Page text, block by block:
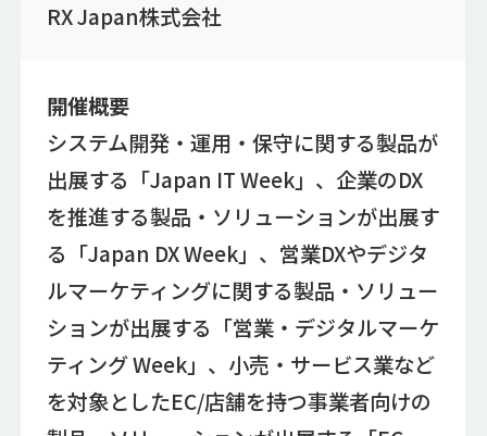
RX Japan株式会社
開催概要
システム開発・運用・保守に関する製品が
出展する「Japan IT Week」、企業のDX
を推進する製品・ソリューションが出展す
る「Japan DX Week」、営業DXやデジタ
ルマーケティングに関する製品・ソリュー
ションが出展する「営業・デジタルマーケ
ティング Week」、小売・サービス業など
を対象としたEC/店舗を持つ事業者向けの